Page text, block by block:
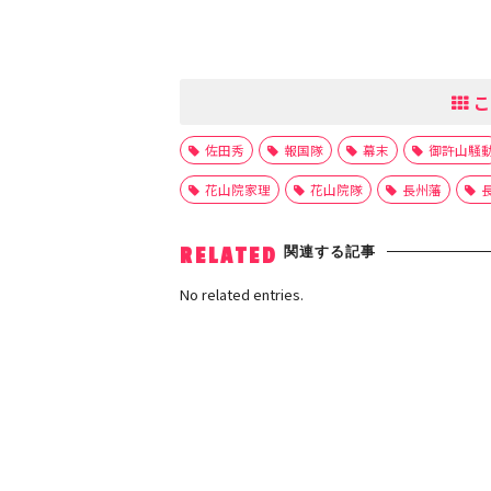
佐田秀 報国隊 幕末 御許山騒
花山院家理 花山院隊 長州藩
RELATED 関連する記事
No related entries.